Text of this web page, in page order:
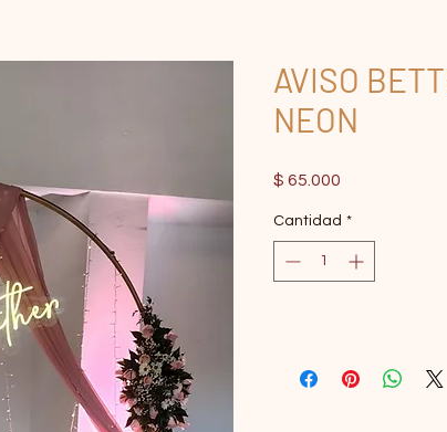
AVISO
NEON
$ 65.000Precio
Cantidad *